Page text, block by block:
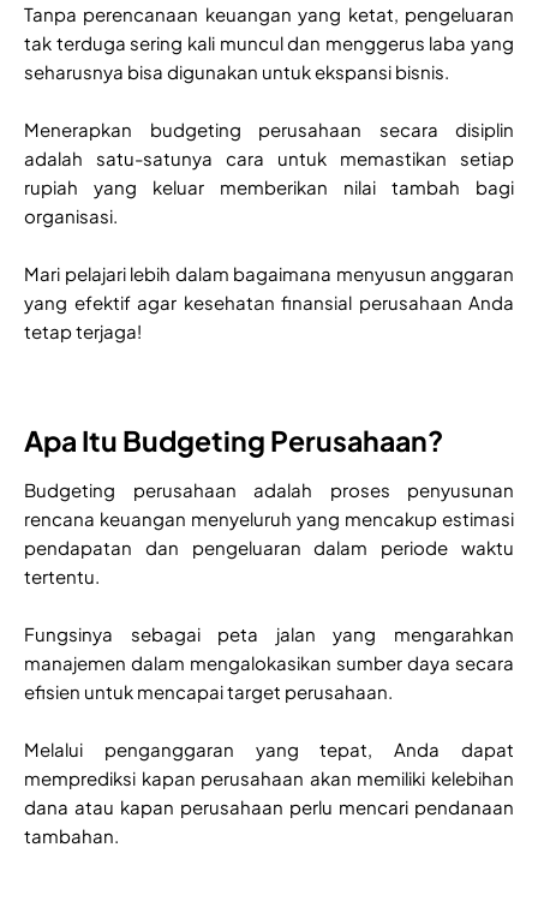
Tanpa perencanaan keuangan yang ketat, pengeluaran
tak terduga sering kali muncul dan menggerus laba yang
seharusnya bisa digunakan untuk ekspansi bisnis.
Menerapkan budgeting perusahaan secara disiplin
adalah satu-satunya cara untuk memastikan setiap
rupiah yang keluar memberikan nilai tambah bagi
organisasi.
Mari pelajari lebih dalam bagaimana menyusun anggaran
yang efektif agar kesehatan finansial perusahaan Anda
tetap terjaga!
Apa Itu Budgeting Perusahaan?
Budgeting perusahaan adalah proses penyusunan
rencana keuangan menyeluruh yang mencakup estimasi
pendapatan dan pengeluaran dalam periode waktu
tertentu.
Fungsinya sebagai peta jalan yang mengarahkan
manajemen dalam mengalokasikan sumber daya secara
efisien untuk mencapai target perusahaan.
Melalui penganggaran yang tepat, Anda dapat
memprediksi kapan perusahaan akan memiliki kelebihan
dana atau kapan perusahaan perlu mencari pendanaan
tambahan.